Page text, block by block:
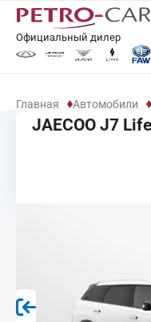
Официальный дилер
Главная Автомобили
JAECOO J7